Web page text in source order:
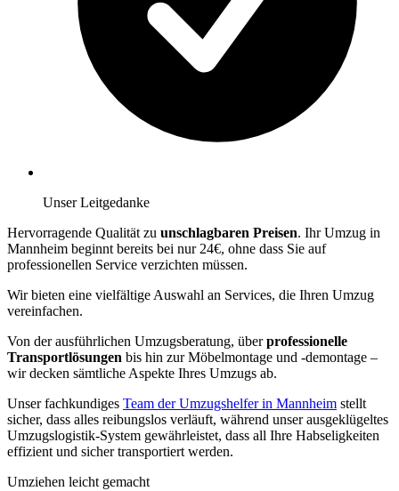
Unser Leitgedanke
Hervorragende Qualität zu unschlagbaren Preisen. Ihr Umzug in
Mannheim beginnt bereits bei nur 24€, ohne dass Sie auf
professionellen Service verzichten müssen.
Wir bieten eine vielfältige Auswahl an Services, die Ihren Umzug
vereinfachen.
Von der ausführlichen Umzugsberatung, überprofessionelle
Transportlösungen bis hin zur Möbelmontage und -demontage –
wir decken sämtliche Aspekte Ihres Umzugs ab.
Unser fachkundiges Team der Umzugshelfer in Mannheim stellt
sicher, dass alles reibungslos verläuft, während unser ausgeklügeltes
Umzugslogistik-System gewährleistet, dass all Ihre Habseligkeiten
effizient und sicher transportiert werden.
Umziehen leicht gemacht